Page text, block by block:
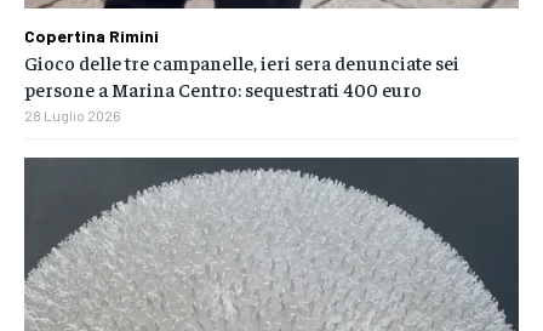
Copertina Rimini
Gioco delle tre campanelle, ieri sera denunciate sei
persone a Marina Centro: sequestrati 400 euro
28 Luglio 2026